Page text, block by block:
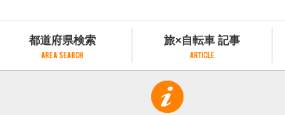
都道府県検索 旅×自転車 記事
旅×自転車 記事